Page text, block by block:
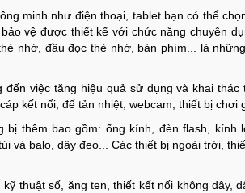
minh như điện thoại, tablet bạn có thể
vệ được thiết kế với chức năng chuyên
nhớ, đầu đọc thẻ nhớ, bàn phím... là
việc tăng hiệu quả sử dụng và khai
kết nối, đế tản nhiệt, webcam, thiết bị chơi
thêm bao gồm: ống kính, đèn flash, kính
balo, dây đeo... Các thiết bị ngoài trời,
thuật số, ăng ten, thiết kết nối không dây,